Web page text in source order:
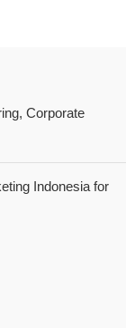
Corporate
Indonesia for